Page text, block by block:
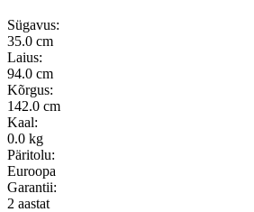
Sügavus:
35.0 cm
Laius:
94.0 cm
Kõrgus:
142.0 cm
Kaal:
0.0 kg
Päritolu:
Euroopa
Garantii:
2 aastat